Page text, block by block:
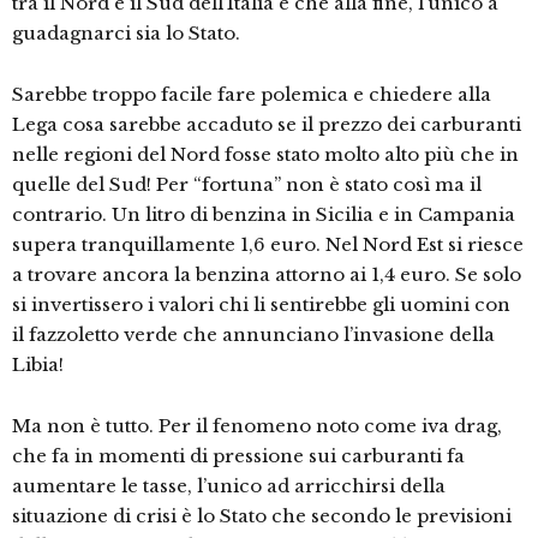
guadagnarci sia lo Stato.
Sarebbe troppo facile fare polemica e chiedere alla
Lega cosa sarebbe accaduto se il prezzo dei carburanti
nelle regioni del Nord fosse stato molto alto più che in
quelle del Sud! Per “fortuna” non è stato così ma il
contrario. Un litro di benzina in Sicilia e in Campania
supera tranquillamente 1,6 euro. Nel Nord Est si riesce
a trovare ancora la benzina attorno ai 1,4 euro. Se solo
si invertissero i valori chi li sentirebbe gli uomini con
il fazzoletto verde che annunciano l’invasione della
Libia!
Ma non è tutto. Per il fenomeno noto come iva drag,
che fa in momenti di pressione sui carburanti fa
aumentare le tasse, l’unico ad arricchirsi della
situazione di crisi è lo Stato che secondo le previsioni